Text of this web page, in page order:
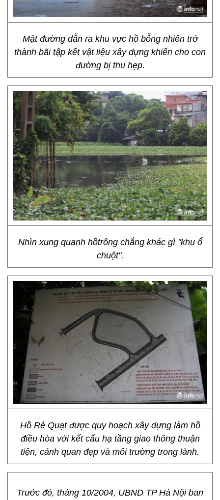
Mặt đường dẫn ra khu vực hồ bỗng nhiên trở
thành bãi tập kết vật liệu xây dựng khiến cho con
đường bị thu hẹp.
Nhìn xung quanh hồtrông chẳng khác gì "khu ổ
chuột".
Hồ Rẻ Quạt được quy hoạch xây dựng làm hồ
điều hòa với kết cấu hạ tầng giao thông thuận
tiện, cảnh quan đẹp và môi trường trong lành.
Trước đó, tháng 10/2004, UBND TP Hà Nội ban